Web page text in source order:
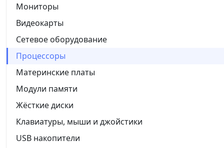
Мониторы
Видеокарты
Сетевое оборудование
Процессоры
Материнские платы
Модули памяти
Жёсткие диски
Клавиатуры, мыши и джойстики
USB накопители